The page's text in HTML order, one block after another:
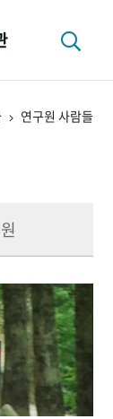
연구원 사람들